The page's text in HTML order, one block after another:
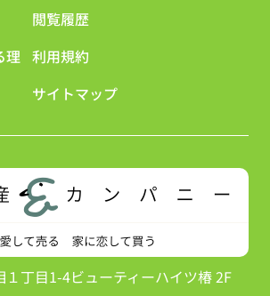
理
閲覧履歴
利用規約
サイトマップ
１丁目1-4ビューティーハイツ椿 2F